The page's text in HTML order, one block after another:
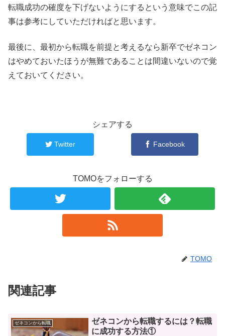
転職成功の確度を下げないようにするという意味でこの記
事は参考にしていただければと思います。
最後に、最初から転職を前提と考えるなら新卒でゼネコン
はやめておいたほうが無難であることは間違いないので覚
えておいてください。
シェアする
Twitter Facebook
TOMOをフォローする
TOMO
関連記事
ゼネコンから転職
ゼネコンから転職するには？転職
に成功する方法①